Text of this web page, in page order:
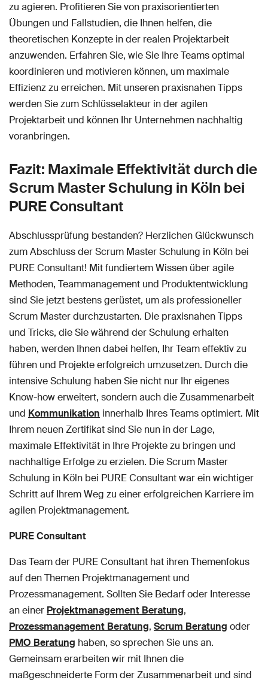
zu agieren. Profitieren Sie von praxisorientierten
Übungen und Fallstudien, die Ihnen helfen, die
theoretischen Konzepte in der realen Projektarbeit
anzuwenden. Erfahren Sie, wie Sie Ihre Teams optimal
koordinieren und motivieren können, um maximale
Effizienz zu erreichen. Mit unseren praxisnahen Tipps
werden Sie zum Schlüsselakteur in der agilen
Projektarbeit und können Ihr Unternehmen nachhaltig
voranbringen.
Fazit: Maximale Effektivität durch die
Scrum Master Schulung in Köln bei
PURE Consultant
Abschlussprüfung bestanden? Herzlichen Glückwunsch
zum Abschluss der Scrum Master Schulung in Köln bei
PURE Consultant! Mit fundiertem Wissen über agile
Methoden, Teammanagement und Produktentwicklung
sind Sie jetzt bestens gerüstet, um als professioneller
Scrum Master durchzustarten. Die praxisnahen Tipps
und Tricks, die Sie während der Schulung erhalten
haben, werden Ihnen dabei helfen, Ihr Team effektiv zu
führen und Projekte erfolgreich umzusetzen. Durch die
intensive Schulung haben Sie nicht nur Ihr eigenes
Know-how erweitert, sondern auch die Zusammenarbeit
und Kommunikation innerhalb Ihres Teams optimiert. Mit
Ihrem neuen Zertifikat sind Sie nun in der Lage,
maximale Effektivität in Ihre Projekte zu bringen und
nachhaltige Erfolge zu erzielen. Die Scrum Master
Schulung in Köln bei PURE Consultant war ein wichtiger
Schritt auf Ihrem Weg zu einer erfolgreichen Karriere im
agilen Projektmanagement.
PURE Consultant
Das Team der PURE Consultant hat ihren Themenfokus
auf den Themen Projektmanagement und
Prozessmanagement. Sollten Sie Bedarf oder Interesse
an einer Projektmanagement Beratung,
Prozessmanagement Beratung, Scrum Beratung oder
PMO Beratung haben, so sprechen Sie uns an.
Gemeinsam erarbeiten wir mit Ihnen die
maßgeschneiderte Form der Zusammenarbeit und sind